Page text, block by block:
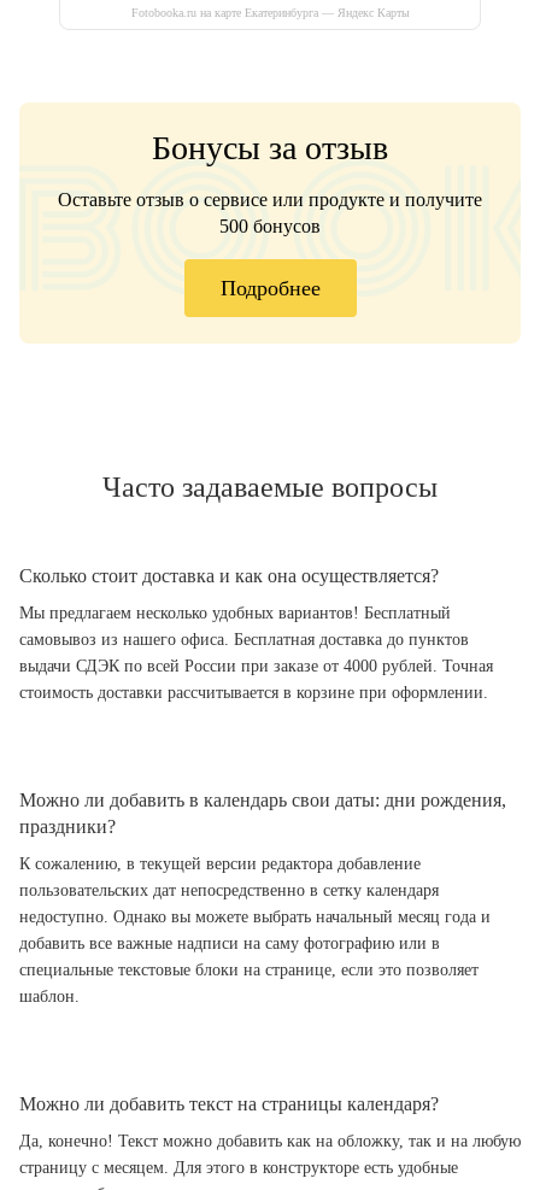
Fotobooka.ru на карте Екатеринбурга — Яндекс Карты
Бонусы за отзыв
Оставьте отзыв о сервисе или продукте и получите
500 бонусов
Подробнее
Часто задаваемые вопросы
Сколько стоит доставка и как она осуществляется?
Мы предлагаем несколько удобных вариантов! Бесплатный
самовывоз из нашего офиса. Бесплатная доставка до пунктов
выдачи СДЭК по всей России при заказе от 4000 рублей. Точная
стоимость доставки рассчитывается в корзине при оформлении.
Можно ли добавить в календарь свои даты: дни рождения,
праздники?
К сожалению, в текущей версии редактора добавление
пользовательских дат непосредственно в сетку календаря
недоступно. Однако вы можете выбрать начальный месяц года и
добавить все важные надписи на саму фотографию или в
специальные текстовые блоки на странице, если это позволяет
шаблон.
Можно ли добавить текст на страницы календаря?
Да, конечно! Текст можно добавить как на обложку, так и на любую
страницу с месяцем. Для этого в конструкторе есть удобные